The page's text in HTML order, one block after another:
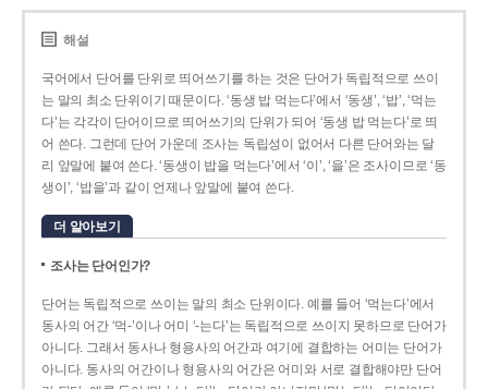
해설
국어에서 단어를 단위로 띄어쓰기를 하는 것은 단어가 독립적으로 쓰이
는 말의 최소 단위이기 때문이다. ‘동생 밥 먹는다’에서 ‘동생’, ‘밥’, ‘먹는
다’는 각각이 단어이므로 띄어쓰기의 단위가 되어 ‘동생 밥 먹는다’로 띄
어 쓴다. 그런데 단어 가운데 조사는 독립성이 없어서 다른 단어와는 달
리 앞말에 붙여 쓴다. ‘동생이 밥을 먹는다’에서 ‘이’, ‘을’은 조사이므로 ‘동
생이’, ‘밥을’과 같이 언제나 앞말에 붙여 쓴다.
더 알아보기
조사는 단어인가?
단어는 독립적으로 쓰이는 말의 최소 단위이다. 예를 들어 ‘먹는다’에서
동사의 어간 ‘먹-­’이나 어미 ‘­-는다’는 독립적으로 쓰이지 못하므로 단어가
아니다. 그래서 동사나 형용사의 어간과 여기에 결합하는 어미는 단어가
아니다. 동사의 어간이나 형용사의 어간은 어미와 서로 결합해야만 단어